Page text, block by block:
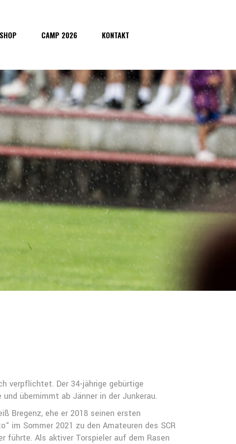
SHOP CAMP 2026 KONTAKT
verpflichtet. Der 34-jährige gebürtige
übernimmt ab Jänner in der Junkerau.
Bregenz, ehe er 2018 seinen ersten
im Sommer 2021 zu den Amateuren des SCR
führte. Als aktiver Torspieler auf dem Rasen